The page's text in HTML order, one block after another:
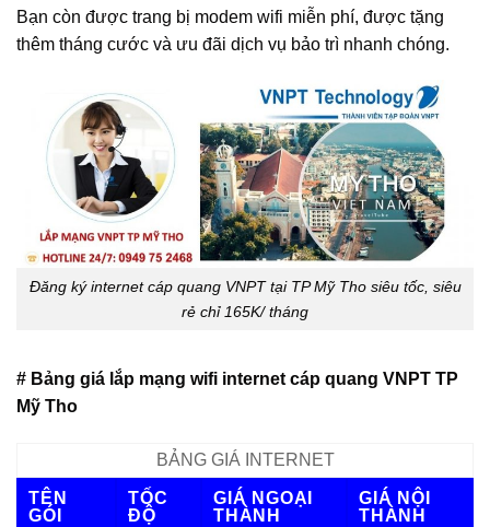
Bạn còn được trang bị modem wifi miễn phí, được tặng
thêm tháng cước và ưu đãi dịch vụ bảo trì nhanh chóng.
Đăng ký internet cáp quang VNPT tại TP Mỹ Tho siêu tốc, siêu
rẻ chỉ 165K/ tháng
# Bảng giá lắp mạng wifi internet cáp quang VNPT TP
Mỹ Tho
BẢNG GIÁ INTERNET
TÊN
GÓI
TỐC
ĐỘ
GIÁ NGOẠI
THÀNH
GIÁ NỘI
THÀNH